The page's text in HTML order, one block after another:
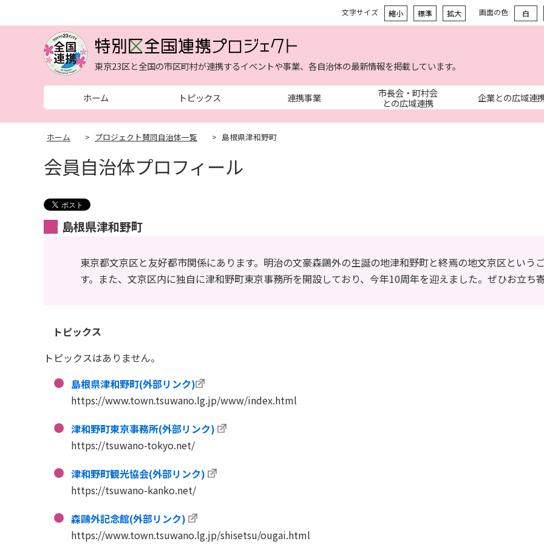
文字サイズ 縮小 標準 拡大 画面の色 白
東京23区と全国の市区町村が連携するイベントや事業、各自治体の最新情報を掲載しています。
ホーム トピックス 連携事業
市長会・町村会
との広域連携
企業との広域連
ホーム > プロジェクト賛同自治体一覧 > 島根県津和野町
会員自治体プロフィール
島根県津和野町
東京都文京区と友好都市関係にあります。明治の文豪森鷗外の生誕の地津和野町と終焉の地文京区という
す。また、文京区内に独自に津和野町東京事務所を開設しており、今年10周年を迎えました。ぜひお立ち
トピックス
トピックスはありません。
島根県津和野町(外部リンク)
https://www.town.tsuwano.lg.jp/www/index.html
津和野町東京事務所(外部リンク)
https://tsuwano-tokyo.net/
津和野町観光協会(外部リンク)
https://tsuwano-kanko.net/
森鷗外記念館(外部リンク)
https://www.town.tsuwano.lg.jp/shisetsu/ougai.html